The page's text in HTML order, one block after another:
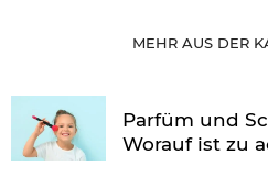
MEHR AUS DER
Parfüm und
Worauf ist zu